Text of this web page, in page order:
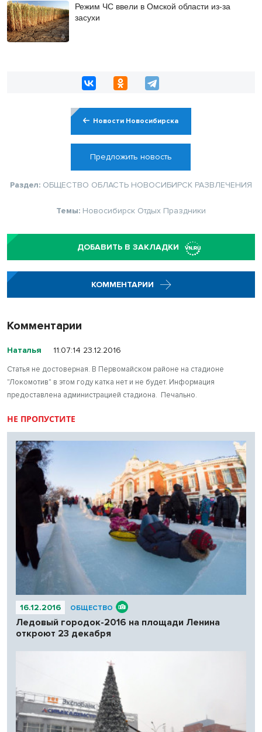
Режим ЧС ввели в Омской области из-за
засухи
Новости Новосибирска
Предложить новость
Раздел: ОБЩЕСТВО ОБЛАСТЬ НОВОСИБИРСК РАЗВЛЕЧЕНИЯ
Темы: Новосибирск Отдых Праздники
ДОБАВИТЬ В ЗАКЛАДКИ
КОММЕНТАРИИ
Комментарии
Наталья 11:07:14 23.12.2016
Статья не достоверная. В Первомайском районе на стадионе
"Локомотив" в этом году катка нет и не будет. Информация
предоставлена администрацией стадиона. Печально.
НЕ ПРОПУСТИТЕ
16.12.2016 ОБЩЕСТВО
Ледовый городок-2016 на площади Ленина
откроют 23 декабря